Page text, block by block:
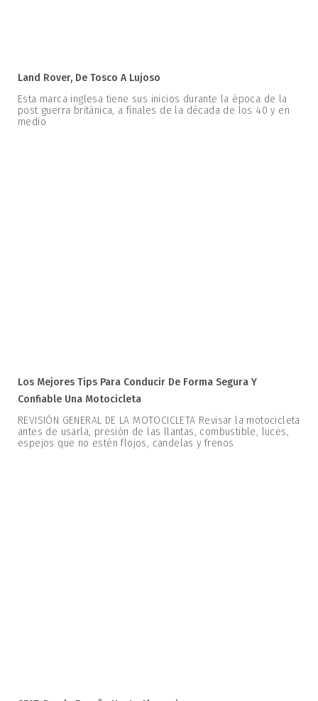
Land Rover, De Tosco A Lujoso
Esta marca inglesa tiene sus inicios durante la época de la
post guerra británica, a finales de la década de los 40 y en
medio
Los Mejores Tips Para Conducir De Forma Segura Y
Confiable Una Motocicleta
REVISIÓN GENERAL DE LA MOTOCICLETA Revisar la motocicleta
antes de usarla, presión de las llantas, combustible, luces,
espejos que no estén flojos, candelas y frenos